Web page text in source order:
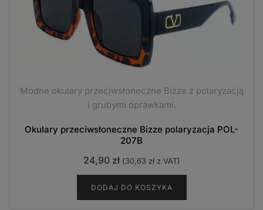
Modne okulary przeciwsłoneczne Bizze z polaryzacją
i grubymi oprawkami.
Okulary przeciwsłoneczne Bizze polaryzacja POL-
207B
24,90 zł (30,63 złz VAT)
DODAJ DO KOSZYKA